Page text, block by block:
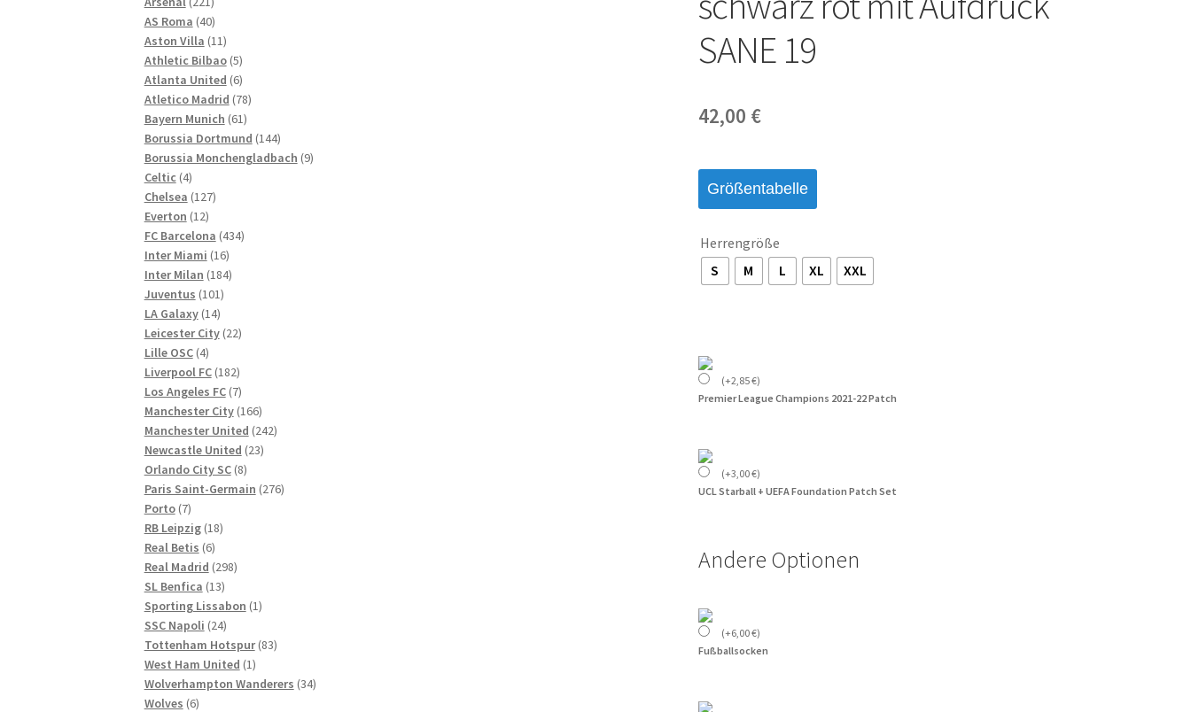
SANE 19
42,00 €
Größentabelle
Herrengröße
S
M L XL XXL
(+2,85€)
Premier League Champions 2021-22 Patch
(+3,00€)
UCL Starball + UEFA Foundation Patch Set
Andere Optionen
(+6,00€)
Fußballsocken
Produkte
AS Roma 4040
Produkte
Aston Villa 1111
Produkte
Athletic Bilbao 55
Produkte
Atlanta United 66
Produkte
Atletico Madrid 7878
Bayern Munich 6161
Produkte
Borussia Dortmund 144144
Produkte
Borussia Monchengladbach 99
Celtic 44
Produkte
Chelsea 127127
Everton 1212
Produkte
FC Barcelona 434434
Inter Miami 1616
Produkte
Inter Milan 184184
Juventus 101101
Produkte
LA Galaxy 1414
Produkte
Leicester City 2222
Lille OSC 44
Produkte
Liverpool FC 182182
Produkte
Los Angeles FC 77
Produkte
Manchester City 166166
Produkte
Manchester United 242242
Newcastle United 2323
Orlando City SC 88
Produkte
Paris Saint-Germain 276276
Porto 77
Produkte
RB Leipzig 1818
Real Betis 66
Produkte
Real Madrid 298298
SL Benfica 1313
Produkte
Sporting Lissabon 11
SSC Napoli 2424
Produkte
Tottenham Hotspur 8383
West Ham United 11
Produkt
Wolverhampton Wanderers 3434
Wolves 66